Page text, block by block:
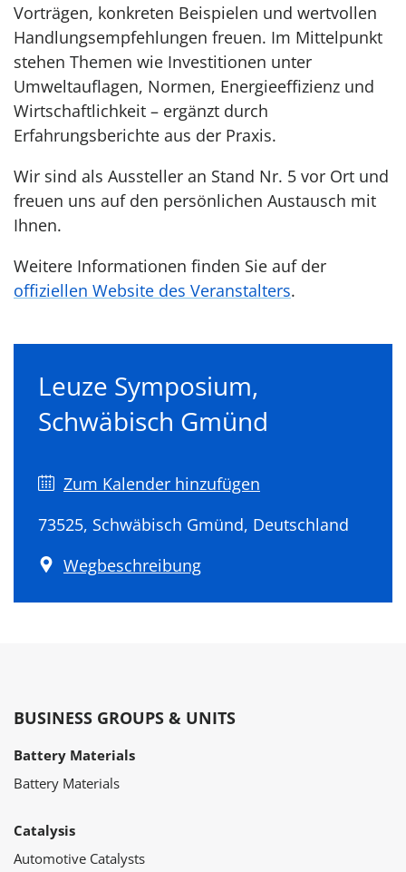
Vorträgen, konkreten Beispielen und wertvollen
Handlungsempfehlungen freuen. Im Mittelpunkt
stehen Themen wie Investitionen unter
Umweltauflagen, Normen, Energieeffizienz und
Wirtschaftlichkeit – ergänzt durch
Erfahrungsberichte aus der Praxis.
Wir sind als Aussteller an Stand Nr. 5 vor Ort und
freuen uns auf den persönlichen Austausch mit
Ihnen.
Weitere Informationen finden Sie auf der
offiziellen Website des Veranstalters.
Leuze Symposium,
Schwäbisch Gmünd
Zum Kalender hinzufügen
73525, Schwäbisch Gmünd, Deutschland
Wegbeschreibung
BUSINESS GROUPS & UNITS
Battery Materials
Battery Materials
Catalysis
Automotive Catalysts